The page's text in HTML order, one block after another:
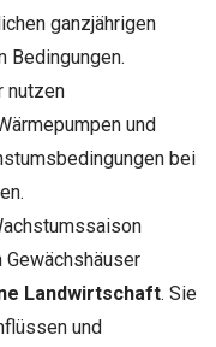
ganzjährigen
Bedingungen.
nutzen
und
bei
Landwirtschaft. Sie
und